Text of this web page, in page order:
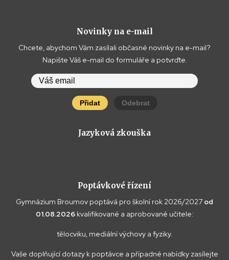
Novinky na e-mail
Chcete, abychom Vám zasílali občasné novinky na e-mail?
Napište Váš e-mail do formuláře a potvrďte.
Přidat Odebrat
Jazyková zkouška
Poptávkové řízení
Gymnázium Broumov poptává pro školní rok 2026/2027 od
01.08.2026 kvalifikované a aprobované učitele:
tělocviku, mediální výchovy a fyziky.
Vaše doplňující dotazy k poptávce a případné nabídky zasílejte